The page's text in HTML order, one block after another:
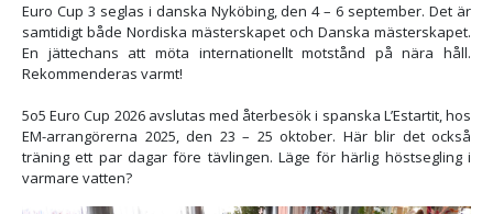
Euro Cup 3 seglas i danska Nyköbing, den 4 – 6 september. Det är
samtidigt både Nordiska mästerskapet och Danska mästerskapet.
En jättechans att möta internationellt motstånd på nära håll.
Rekommenderas varmt!
5o5 Euro Cup 2026 avslutas med återbesök i spanska L’Estartit, hos
EM-arrangörerna 2025, den 23 – 25 oktober. Här blir det också
träning ett par dagar före tävlingen. Läge för härlig höstsegling i
varmare vatten?